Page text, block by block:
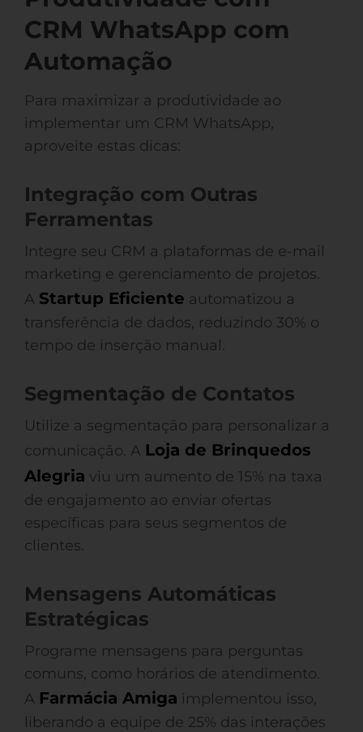
CRM WhatsApp com
Automação
Para maximizar a produtividade ao
implementar um CRM WhatsApp,
aproveite estas dicas:
Integração com Outras
Ferramentas
Integre seu CRM a plataformas de e-mail
marketing e gerenciamento de projetos.
A Startup Eficiente automatizou a
transferência de dados, reduzindo 30% o
tempo de inserção manual.
Segmentação de Contatos
Utilize a segmentação para personalizar a
comunicação. A Loja de Brinquedos
Alegria viu um aumento de 15% na taxa
de engajamento ao enviar ofertas
específicas para seus segmentos de
clientes.
Mensagens Automáticas
Estratégicas
Programe mensagens para perguntas
comuns, como horários de atendimento.
A Farmácia Amiga implementou isso,
liberando a equipe de 25% das interações